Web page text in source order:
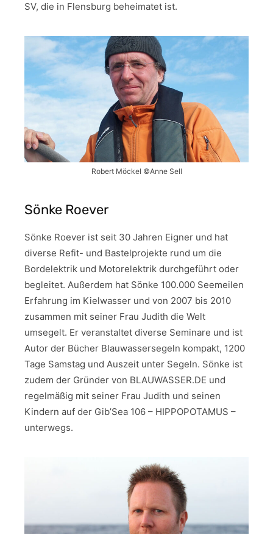
SV, die in Flensburg beheimatet ist.
Robert Möckel ©Anne Sell
Sönke Roever
Sönke Roever ist seit 30 Jahren Eigner und hat
diverse Refit- und Bastelprojekte rund um die
Bordelektrik und Motorelektrik durchgeführt oder
begleitet. Außerdem hat Sönke 100.000 Seemeilen
Erfahrung im Kielwasser und von 2007 bis 2010
zusammen mit seiner Frau Judith die Welt
umsegelt. Er veranstaltet diverse Seminare und ist
Autor der Bücher Blauwassersegeln kompakt, 1200
Tage Samstag und Auszeit unter Segeln. Sönke ist
zudem der Gründer von BLAUWASSER.DE und
regelmäßig mit seiner Frau Judith und seinen
Kindern auf der Gib’Sea 106 – HIPPOPOTAMUS –
unterwegs.